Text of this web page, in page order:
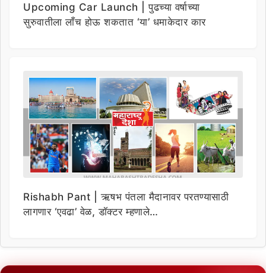
Upcoming Car Launch | पुढच्या वर्षाच्या
सुरुवातीला लाँच होऊ शकतात ‘या’ धमाकेदार कार
Rishabh Pant | ऋषभ पंतला मैदानावर परतण्यासाठी
लागणार ‘एवढा’ वेळ, डॉक्टर म्हणाले…